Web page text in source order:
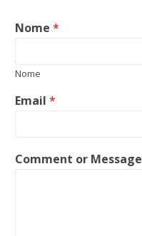
Nome *
Nome
Email *
Comment or Message